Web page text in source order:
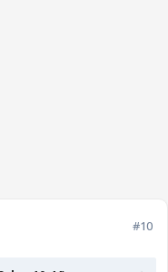
#10